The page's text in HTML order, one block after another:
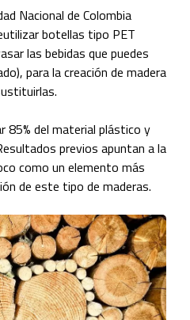
Nacional de Colombia
botellas tipo PET
las bebidas que puedes
para la creación de madera
85% del material plástico y
previos apuntan a la
como un elemento más
de este tipo de maderas.